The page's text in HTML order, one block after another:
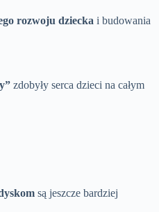
rozwoju dziecka i budowania
zdobyły serca dzieci na całym
są jeszcze bardziej